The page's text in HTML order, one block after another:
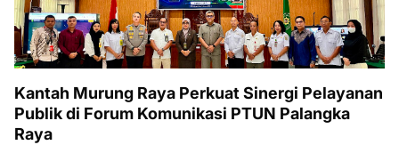
Kantah Murung Raya Perkuat Sinergi Pelayanan
Publik di Forum Komunikasi PTUN Palangka
Raya